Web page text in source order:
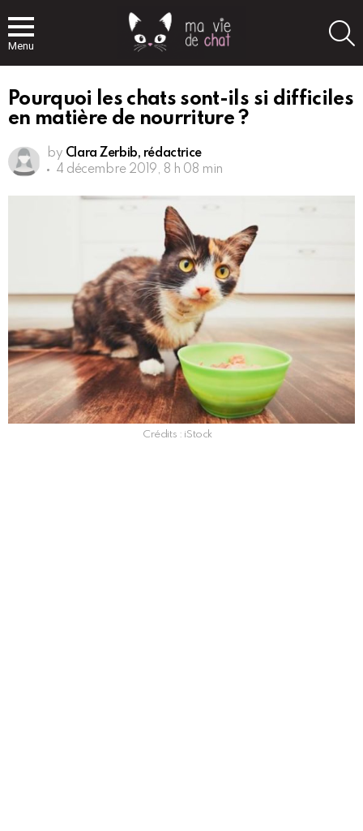
Menu
Pourquoi les chats sont-ils si difficiles
en matière de nourriture ?
by Clara Zerbib, rédactrice
4 décembre 2019, 8 h 08 min
Crédits : iStock